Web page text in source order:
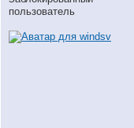
пользователь